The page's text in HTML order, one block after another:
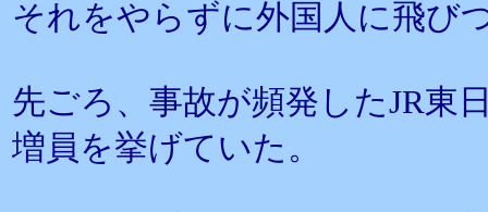
それをやらずに外国人に飛び
先ごろ、事故が頻発したJR東
増員を挙げていた。